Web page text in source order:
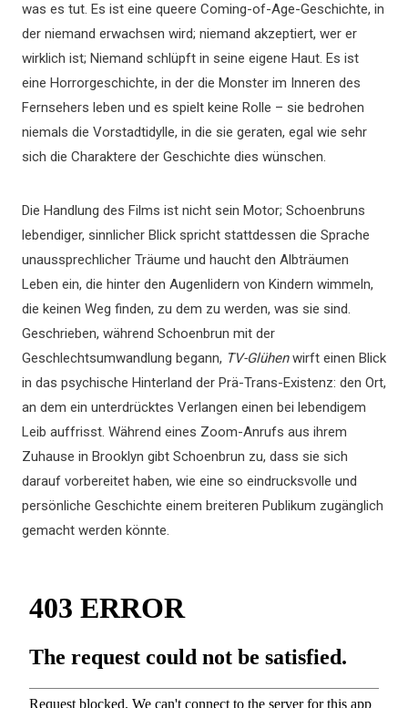
was es tut. Es ist eine queere Coming-of-Age-Geschichte, in
der niemand erwachsen wird; niemand akzeptiert, wer er
wirklich ist; Niemand schlüpft in seine eigene Haut. Es ist
eine Horrorgeschichte, in der die Monster im Inneren des
Fernsehers leben und es spielt keine Rolle – sie bedrohen
niemals die Vorstadtidylle, in die sie geraten, egal wie sehr
sich die Charaktere der Geschichte dies wünschen.
Die Handlung des Films ist nicht sein Motor; Schoenbruns
lebendiger, sinnlicher Blick spricht stattdessen die Sprache
unaussprechlicher Träume und haucht den Albträumen
Leben ein, die hinter den Augenlidern von Kindern wimmeln,
die keinen Weg finden, zu dem zu werden, was sie sind.
Geschrieben, während Schoenbrun mit der
Geschlechtsumwandlung begann, TV-Glühenwirft einen Blick
in das psychische Hinterland der Prä-Trans-Existenz: den Ort,
an dem ein unterdrücktes Verlangen einen bei lebendigem
Leib auffrisst. Während eines Zoom-Anrufs aus ihrem
Zuhause in Brooklyn gibt Schoenbrun zu, dass sie sich
darauf vorbereitet haben, wie eine so eindrucksvolle und
persönliche Geschichte einem breiteren Publikum zugänglich
gemacht werden könnte.